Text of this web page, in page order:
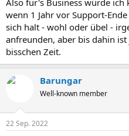
wenn 1 Jahr vor Support-
sich halt - wohl oder übel -
anfreunden, aber bis dahin
bisschen Zeit.
Barungar
Well-known member
22 Sep. 2022